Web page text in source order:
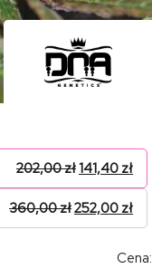
202,00zł141,40 zł
360,00zł252,00 zł
Cena: